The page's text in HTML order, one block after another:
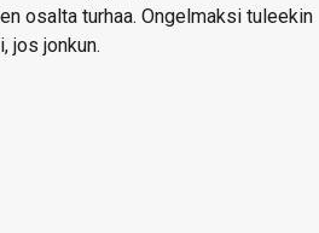
osalta turhaa. Ongelmaksi tuleekin
jos jonkun.